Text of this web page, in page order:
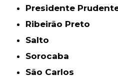
Presidente
Ribeirão Preto
Salto
Sorocaba
São Carlos